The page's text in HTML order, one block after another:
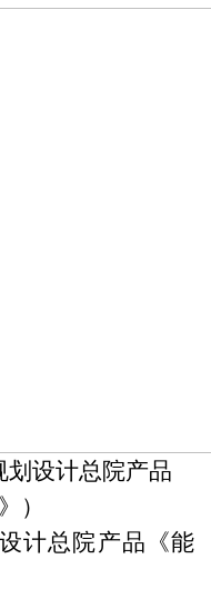
划设计总院产品
）
计总院产品《能